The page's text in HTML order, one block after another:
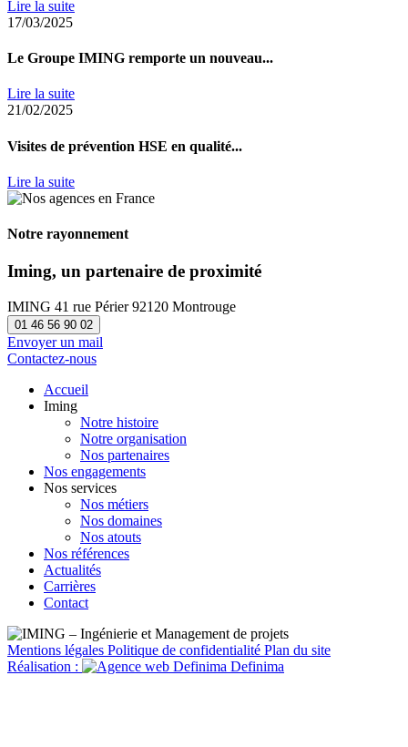
Lire la suite
17/03/2025
Le Groupe IMING remporte un nouveau...
Lire la suite
21/02/2025
Visites de prévention HSE en qualité...
Lire la suite
Notre rayonnement
Iming, un partenaire de proximité
IMING 41 rue Périer 92120 Montrouge
01 46 56 90 02
Envoyer un mail
Contactez-nous
Accueil
Iming
Notre histoire
Notre organisation
Nos partenaires
Nos engagements
Nos services
Nos métiers
Nos domaines
Nos atouts
Nos références
Actualités
Carrières
Contact
Mentions légales Politique de confidentialité Plan du site
Réalisation :
Definima